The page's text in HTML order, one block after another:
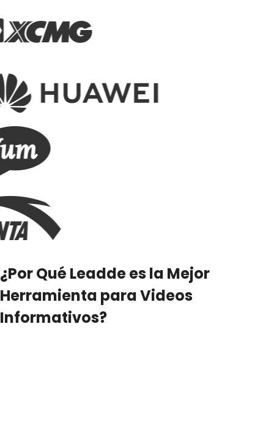
¿Por Qué Leadde es la Mejor
Herramienta para Videos
Informativos?